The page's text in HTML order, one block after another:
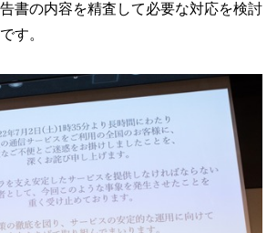
書の内容を精査して必要な対応を検討
す。